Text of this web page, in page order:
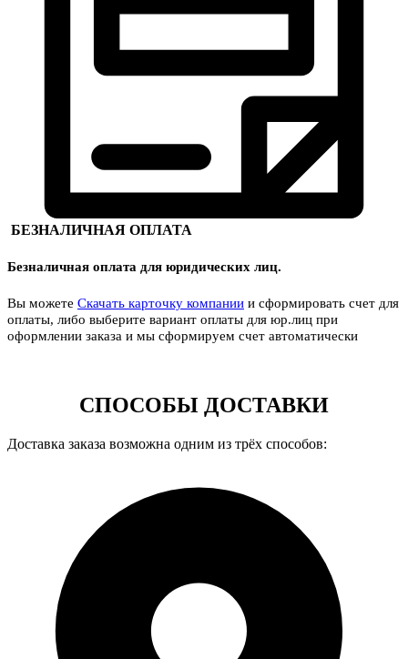
БЕЗНАЛИЧНАЯ ОПЛАТА
Безналичная оплата для юридических лиц.
Вы можете Скачать карточку компании и сформировать счет для
оплаты, либо выберите вариант оплаты для юр.лиц при
оформлении заказа и мы сформируем счет автоматически
СПОСОБЫ ДОСТАВКИ
Доставка заказа возможна одним из трёх способов: